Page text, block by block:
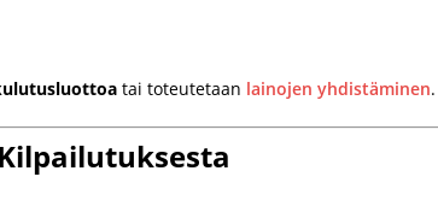
tai toteutetaan lainojen yhdistäminen.